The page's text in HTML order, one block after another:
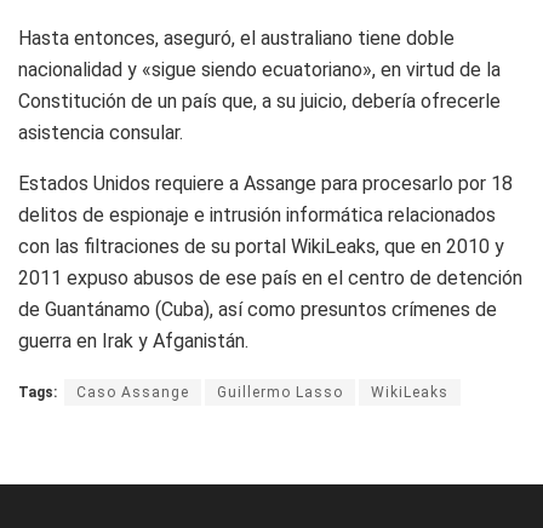
Hasta entonces, aseguró, el australiano tiene doble
nacionalidad y «sigue siendo ecuatoriano», en virtud de la
Constitución de un país que, a su juicio, debería ofrecerle
asistencia consular.
Estados Unidos requiere a Assange para procesarlo por 18
delitos de espionaje e intrusión informática relacionados
con las filtraciones de su portal WikiLeaks, que en 2010 y
2011 expuso abusos de ese país en el centro de detención
de Guantánamo (Cuba), así como presuntos crímenes de
guerra en Irak y Afganistán.
Tags: Caso Assange Guillermo Lasso WikiLeaks